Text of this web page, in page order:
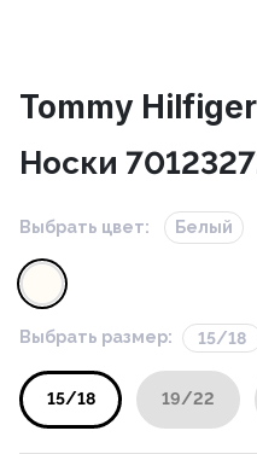
Tommy Hilfiger
Носки
Выбрать цвет: Белый
Выбрать размер: 15/18
15/18 19/22